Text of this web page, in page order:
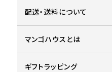
配送・送料について
マンゴハウスとは
ギフトラッピング